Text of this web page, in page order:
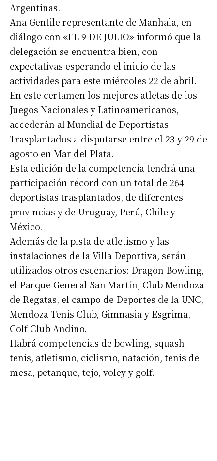
Argentinas.
Ana Gentile representante de Manhala, en
diálogo con «EL 9 DE JULIO» informó que la
delegación se encuentra bien, con
expectativas esperando el inicio de las
actividades para este miércoles 22 de abril.
En este certamen los mejores atletas de los
Juegos Nacionales y Latinoamericanos,
accederán al Mundial de Deportistas
Trasplantados a disputarse entre el 23 y 29 de
agosto en Mar del Plata.
Esta edición de la competencia tendrá una
participación récord con un total de 264
deportistas trasplantados, de diferentes
provincias y de Uruguay, Perú, Chile y
México.
Además de la pista de atletismo y las
instalaciones de la Villa Deportiva, serán
utilizados otros escenarios: Dragon Bowling,
el Parque General San Martín, Club Mendoza
de Regatas, el campo de Deportes de la UNC,
Mendoza Tenis Club, Gimnasia y Esgrima,
Golf Club Andino.
Habrá competencias de bowling, squash,
tenis, atletismo, ciclismo, natación, tenis de
mesa, petanque, tejo, voley y golf.